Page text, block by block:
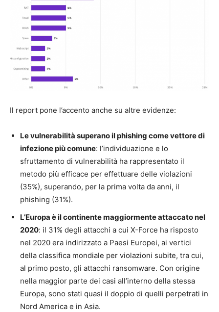
Il report pone l’accento anche su altre evidenze:
Le vulnerabilità superano il phishing come vettore di
infezione più comune: l’individuazione e lo
sfruttamento di vulnerabilità ha rappresentato il
metodo più efficace per effettuare delle violazioni
(35%), superando, per la prima volta da anni, il
phishing (31%).
L’Europa è il continente maggiormente attaccato nel
2020: il 31% degli attacchi a cui X-Force ha risposto
nel 2020 era indirizzato a Paesi Europei, ai vertici
della classifica mondiale per violazioni subite, tra cui,
al primo posto, gli attacchi ransomware. Con origine
nella maggior parte dei casi all’interno della stessa
Europa, sono stati quasi il doppio di quelli perpetrati in
Nord America e in Asia.